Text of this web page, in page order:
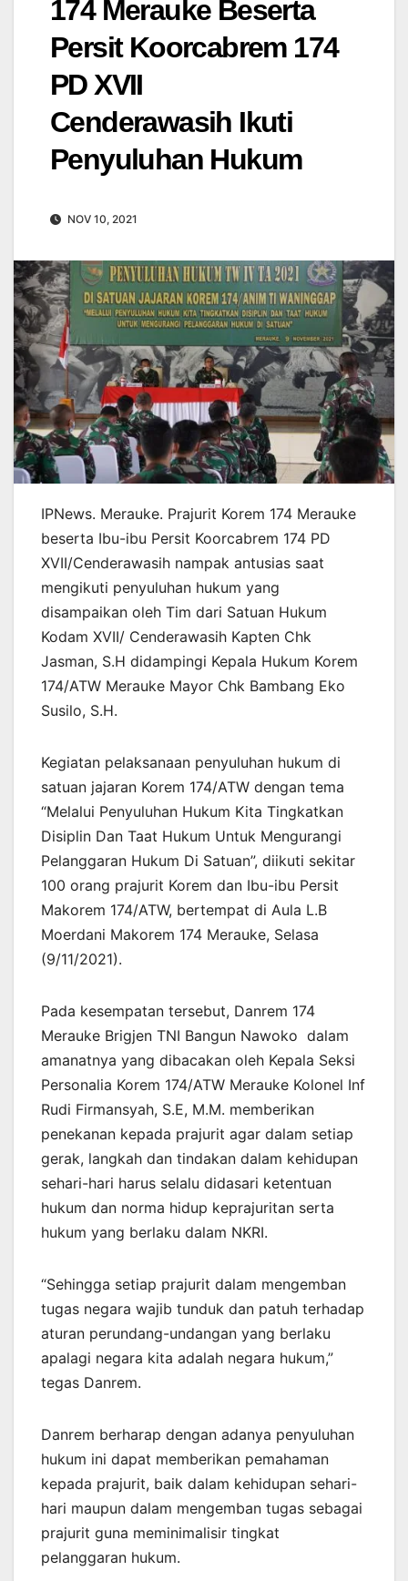
174 Merauke Beserta
Persit Koorcabrem 174
PD XVII
Cenderawasih Ikuti
Penyuluhan Hukum
NOV 10, 2021
IPNews. Merauke. Prajurit Korem 174 Merauke
beserta Ibu-ibu Persit Koorcabrem 174 PD
XVII/Cenderawasih nampak antusias saat
mengikuti penyuluhan hukum yang
disampaikan oleh Tim dari Satuan Hukum
Kodam XVII/ Cenderawasih Kapten Chk
Jasman, S.H didampingi Kepala Hukum Korem
174/ATW Merauke Mayor Chk Bambang Eko
Susilo, S.H.
Kegiatan pelaksanaan penyuluhan hukum di
satuan jajaran Korem 174/ATW dengan tema
“Melalui Penyuluhan Hukum Kita Tingkatkan
Disiplin Dan Taat Hukum Untuk Mengurangi
Pelanggaran Hukum Di Satuan”, diikuti sekitar
100 orang prajurit Korem dan Ibu-ibu Persit
Makorem 174/ATW, bertempat di Aula L.B
Moerdani Makorem 174 Merauke, Selasa
(9/11/2021).
Pada kesempatan tersebut, Danrem 174
Merauke Brigjen TNI Bangun Nawoko dalam
amanatnya yang dibacakan oleh Kepala Seksi
Personalia Korem 174/ATW Merauke Kolonel Inf
Rudi Firmansyah, S.E, M.M. memberikan
penekanan kepada prajurit agar dalam setiap
gerak, langkah dan tindakan dalam kehidupan
sehari-hari harus selalu didasari ketentuan
hukum dan norma hidup keprajuritan serta
hukum yang berlaku dalam NKRI.
“Sehingga setiap prajurit dalam mengemban
tugas negara wajib tunduk dan patuh terhadap
aturan perundang-undangan yang berlaku
apalagi negara kita adalah negara hukum,”
tegas Danrem.
Danrem berharap dengan adanya penyuluhan
hukum ini dapat memberikan pemahaman
kepada prajurit, baik dalam kehidupan sehari-
hari maupun dalam mengemban tugas sebagai
prajurit guna meminimalisir tingkat
pelanggaran hukum.